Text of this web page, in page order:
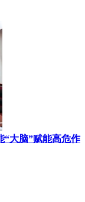
“大脑”赋能高危作